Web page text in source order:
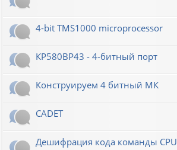
4-bit TMS1000 microprocessor
КР580ВР43 - 4-битный порт
Конструируем 4 битный МК
CADET
Дешифрация кода команды CPU